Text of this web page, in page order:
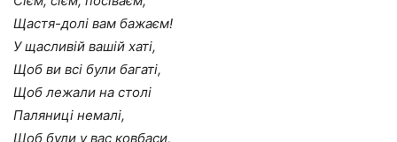
Щастя-долі вам бажаєм!
У щасливій вашій хаті,
Щоб ви всі були багаті,
Щоб лежали на столі
Паляниці немалі,
Щоб були у вас ковбаси,